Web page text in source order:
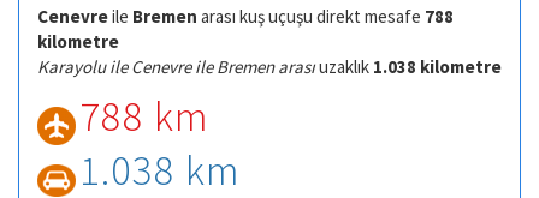
Cenevreile Bremen arası kuş uçuşu direkt mesafe 788
kilometre
Karayolu ile Cenevre ile Bremen arasıuzaklık 1.038 kilometre
788 km
1.038 km